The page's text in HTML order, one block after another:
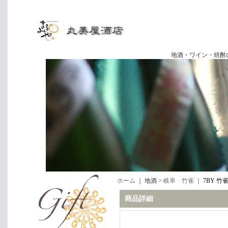
地酒・ワイン・焼酎の専門店
ホーム ｜ 地酒 > 岐阜 竹雀 7BY 竹
商品詳細